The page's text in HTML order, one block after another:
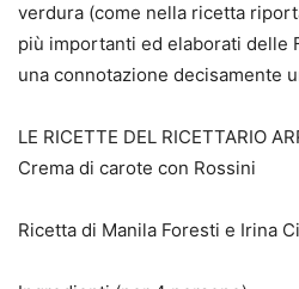
verdura (come nella ricetta
più importanti ed elaborati delle
una connotazione decisamente
LE RICETTE DEL RICETTARIO
Crema di carote con Rossini
Ricetta di Manila Foresti e Irina